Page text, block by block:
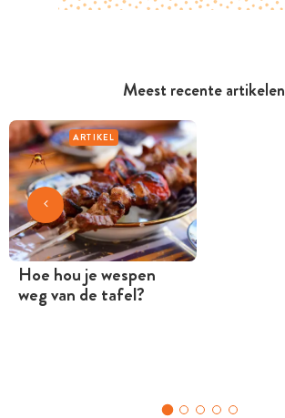
Meest recente artikelen
ARTIKEL
Hoe hou je wespen
weg van de tafel?